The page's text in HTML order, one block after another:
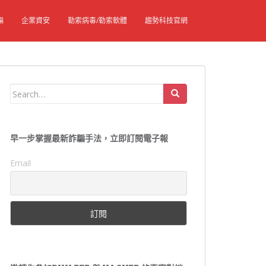
企業資安 勒索病毒/勒索軟體 趨勢科技官網
Search
早一步掌握最新詐騙手法，立即訂閱電子報
Email